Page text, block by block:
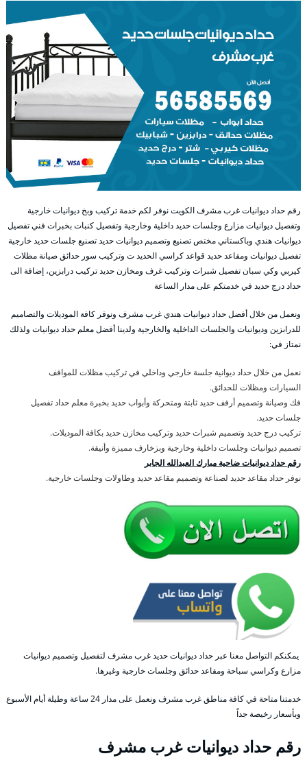
رقم حداد ديوانيات غرب مشرف الكويت نوفر لكم خدمة تركيب وبخ ديوانيات خارجية
وتفصيل ديوانيات مزارع وجلسات حديد داخلية وخارجية وتفصيل كنبات بخبرات فني تفصيل
ديوانيات هندي وباكستاني مختص تصنيع وتصميم ديوانيات حديد تصنيع جلسات حديد خارجية
تفصيل ديوانيات ومقاعد حديد قواعد كراسي الحديد ت وتركيب سور حدائق صيانة مظلات
كيربي وكي سبان تفصيل شبرات وتركيب غرف ومخازن حديد تركيب درابزين، إضافة الى
حداد درج حديد في خدمتكم على مدار الساعة
ونعمل من خلال أفضل حداد ديوانيات هندي غرب مشرف ونوفر كافة الموديلات والتصاميم
للدرابزين وديوانيات والجلسات الداخلية والخارجية ولدينا أفضل معلم حداد ديوانيات ولذلك
نمتاز في:
نعمل من خلال حداد ديوانية جلسة خارجي وداخلي في تركيب مظلات للمواقف
السيارات ومظلات للحدائق.
فك وصيانة وتصميم أرفف حديد ثابتة ومتحركة وأبواب حديد بخبرة معلم حداد تفصيل
جلسات حديد.
تركيب درج حديد وتصميم شبرات حديد وتركيب مخازن حديد بكافة الموديلات.
تصميم ديوانيات وجلسات داخلية وخارجية وبزخارف مميزة وأنيقة.
رقم حداد ديوانيات ضاحية مبارك العبدالله الجابر
نوفر حداد مقاعد حديد لصناعة وتصميم مقاعد حديد وطاولات وجلسات خارجية.
يمكنكم التواصل معنا عبر حداد ديوانيات حديد غرب مشرف لتفصيل وتصميم ديوانيات
مزارع وكراسي سباحة ومقاعد حدائق وجلسات خارجية وغيرها.
خدمتنا متاحة في كافة مناطق غرب مشرف ونعمل على مدار 24 ساعة وطيلة أيام الأسبوع
وبأسعار رخيصة جداً
رقم حداد ديوانيات غرب مشرف